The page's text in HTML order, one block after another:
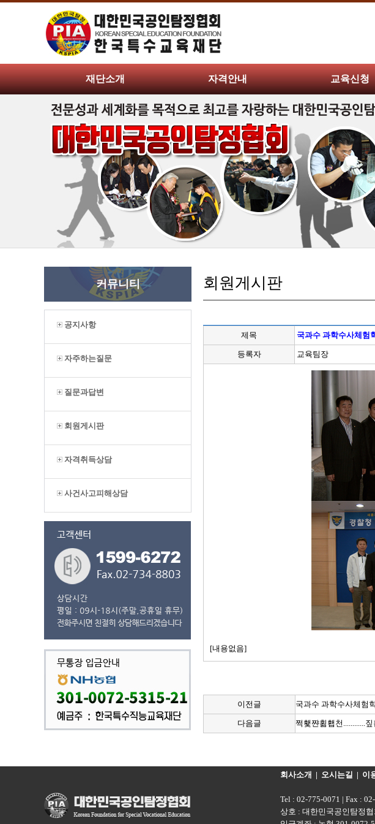
재단소개 자격안내 교육신청
커뮤니티
공지사항
자주하는질문
질문과답변
회원게시판
자격취득상담
사건사고피해상담
회원게시판
제목 국과수 과학수사체험
등록자 교육팀장
[내용없음]
이전글 국과수 과학수사체험
다음글 쩍횇쨘횖횁천............
회사소개 | 오시는길 | 이
Tel : 02-775-0071 | Fax :
상호 : 대한민국공인탐정